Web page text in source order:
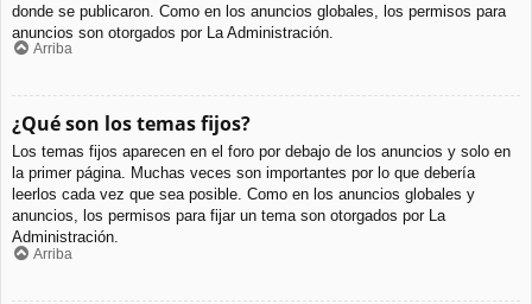
donde se publicaron. Como en los anuncios globales, los permisos para
anuncios son otorgados por La Administración.
Arriba
¿Qué son los temas fijos?
Los temas fijos aparecen en el foro por debajo de los anuncios y solo en
la primer página. Muchas veces son importantes por lo que debería
leerlos cada vez que sea posible. Como en los anuncios globales y
anuncios, los permisos para fijar un tema son otorgados por La
Administración.
Arriba